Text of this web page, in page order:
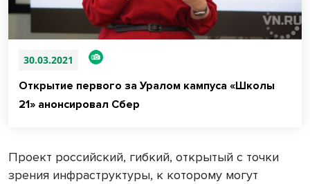
30.03.2021
Открытие первого за Уралом кампуса «Школы
21» анонсировал Сбер
Проект российский, гибкий, открытый с точки
зрения инфраструктуры, к которому могут